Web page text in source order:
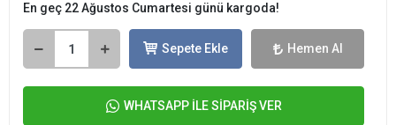
En geç 22 Ağustos Cumartesi günü kargoda!
Sepete Ekle Hemen Al
WHATSAPP İLE SİPARİŞ VER